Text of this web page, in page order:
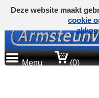
Menu (0)
Deze website maakt
cookie